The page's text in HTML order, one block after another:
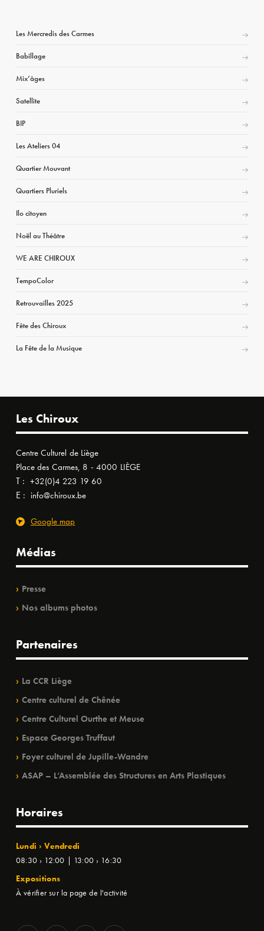
Les Mercredis des Carmes
Babillage
Mix’âges
Satellite
BIP
Les Ateliers 04
Quartier Mouvant
Quartiers Pluriels
Ilo citoyen
Noël au Théâtre
WE ARE CHIROUX
TempoColor
Retrouvailles 2025
Fête des Chiroux
La Fête de la Musique
Les Chiroux
Centre Culturel de Liège
Place des Carmes, 8 - 4000 LIÈGE
T : +32(0)4 223 19 60
E : info@chiroux.be
Google map
Médias
Presse
Nos albums photos
Partenaires
La CCR Liège
Centre culturel de Chênée
Centre Culturel Ourthe et Meuse
Espace Georges Truffaut
Foyer culturel de Jupille-Wandre
ASAP – L’Assemblée des Structures en Arts Plastiques
Horaires
Lundi › Vendredi
08:30 › 12:00 | 13:00 › 16:30
Expositions
À vérifier sur la page de l'activité